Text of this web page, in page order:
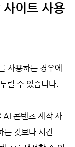
사이트 사용
사용하는 경우에
릴 수 있습니다.
AI 콘텐츠 제작 사
는 것보다 시간